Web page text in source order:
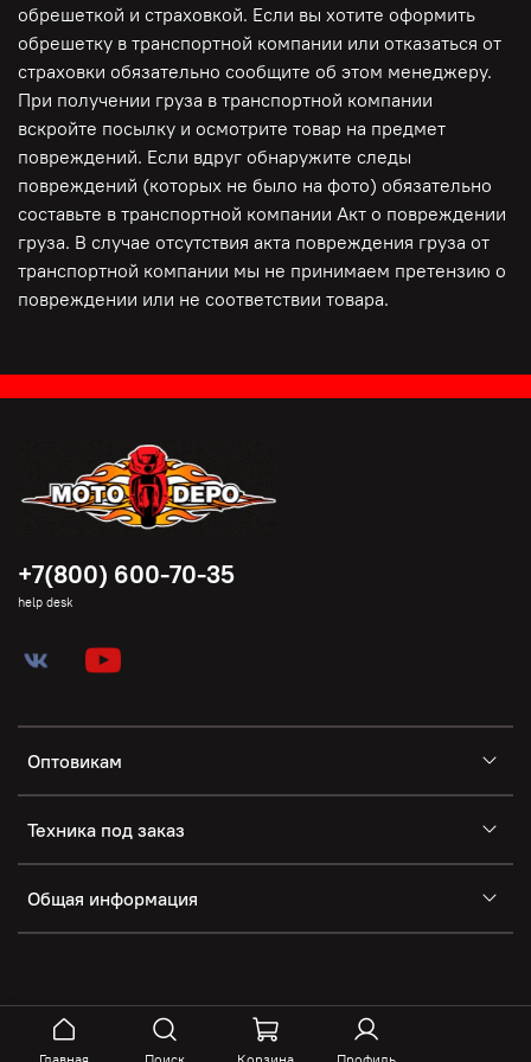
обрешеткой и страховкой. Если вы хотите оформить
обрешетку в транспортной компании или отказаться от
страховки обязательно сообщите об этом менеджеру.
При получении груза в транспортной компании
вскройте посылку и осмотрите товар на предмет
повреждений. Если вдруг обнаружите следы
повреждений (которых не было на фото) обязательно
составьте в транспортной компании Акт о повреждении
груза. В случае отсутствия акта повреждения груза от
транспортной компании мы не принимаем претензию о
повреждении или не соответствии товара.
Оптовикам
Техника под заказ
Общая информация
+7(800) 600-70-35
help desk